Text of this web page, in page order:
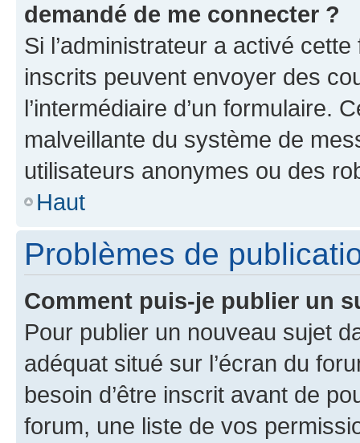
demandé de me connecter ?
Si l’administrateur a activé
inscrits peuvent envoyer des
l’intermédiaire d’un formulaire.
malveillante du système de
utilisateurs anonymes ou des
Haut
Problèmes de
Comment puis-je publier un
Pour publier un nouveau sujet
adéquat situé sur l’écran du
besoin d’être inscrit avant de
forum, une liste de vos